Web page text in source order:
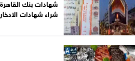
شراء شهادات الادخار